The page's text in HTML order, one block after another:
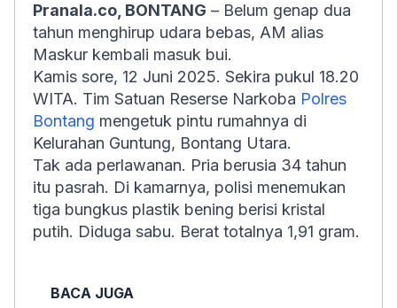
Pranala.co, BONTANG – Belum genap dua
tahun menghirup udara bebas, AM alias
Maskur kembali masuk bui.
Kamis sore, 12 Juni 2025. Sekira pukul 18.20
WITA. Tim Satuan Reserse Narkoba Polres
Bontang mengetuk pintu rumahnya di
Kelurahan Guntung, Bontang Utara.
Tak ada perlawanan. Pria berusia 34 tahun
itu pasrah. Di kamarnya, polisi menemukan
tiga bungkus plastik bening berisi kristal
putih. Diduga sabu. Berat totalnya 1,91 gram.
BACA JUGA